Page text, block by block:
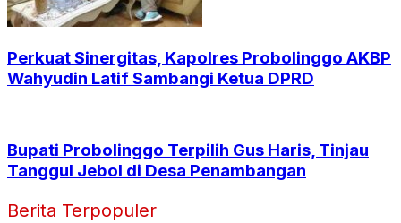
Perkuat Sinergitas, Kapolres Probolinggo AKBP
Wahyudin Latif Sambangi Ketua DPRD
Bupati Probolinggo Terpilih Gus Haris, Tinjau
Tanggul Jebol di Desa Penambangan
Berita Terpopuler